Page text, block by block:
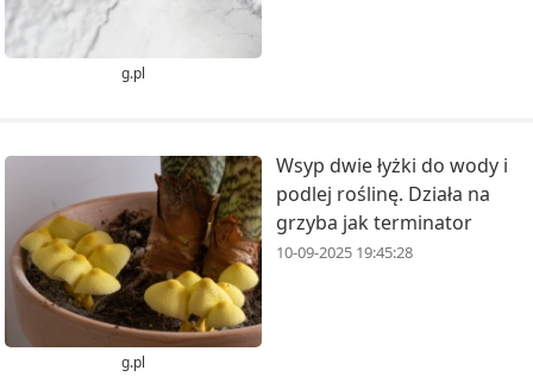
g.pl
g.pl
Wsyp dwie łyżki do wody i
podlej roślinę. Działa na
grzyba jak terminator
10-09-2025 19:45:28